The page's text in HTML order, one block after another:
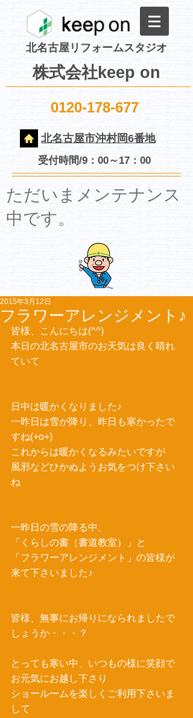
北名古屋リフォームスタジオ
株式会社keep on
0120-178-677
北名古屋市沖村岡6番地
受付時間/9：00～17：00
​ただいまメンテナンス
中です。
フラワーアレンジメント♪
2015年3月12日
皆様、こんにちは(^^)
本日の北名古屋市のお天気は良く晴れ
ていて
日中は暖かくなりました♪
一昨日は雪が降り、昨日も寒かったで
すね(+o+)
これからは暖かくなるみたいですが
風邪などひかぬようお気をつけ下さい
ね
一昨日の雪の降る中、
「くらしの書（書道教室）」と
「フラワーアレンジメント」の皆様が
来て下さいました♪
皆様、無事にお帰りになられましたで
しょうか・・・？
とっても寒い中、いつもの様に笑顔で
お元気にお越し下さり
ショールームを楽しくご利用下さいま
して